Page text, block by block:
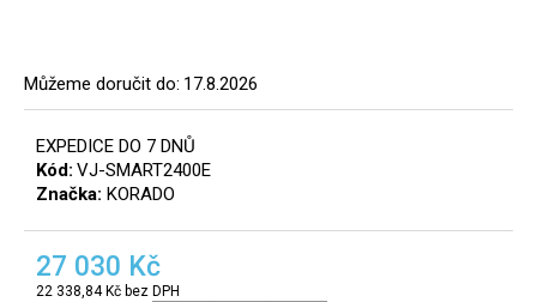
Můžeme doručit do: 17.8.2026
EXPEDICE DO 7 DNŮ
Kód: VJ-SMART2400E
Značka: KORADO
27 030 Kč
22 338,84 Kč bez DPH
D
o